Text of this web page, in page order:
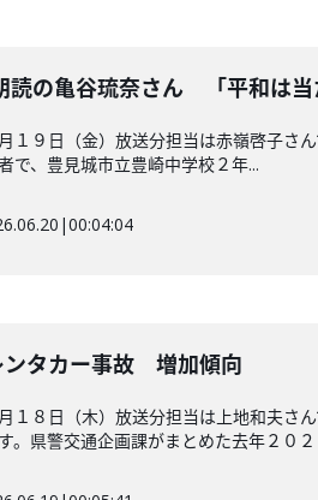
読の亀谷琉奈さん 「平和は当
１９日（金）放送分担当は赤嶺啓子さ
で、豊見城市立豊崎中学校２年...
|00:04:04
ンタカー事故 増加傾向
１８日（木）放送分担当は上地和夫さ
。県警交通企画課がまとめた去年２０２